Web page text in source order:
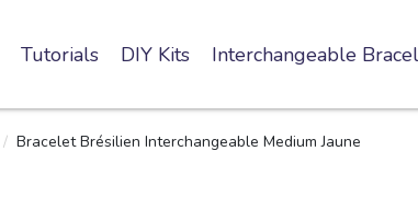
Tutorials DIY Kits Interchangeable
Bracelet Brésilien Interchangeable Medium Jaune